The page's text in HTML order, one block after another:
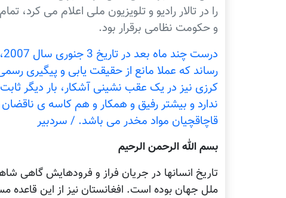
را در تالار راديو و تلويزيون ملی اعلام می کرد،
و حکومت نظامی برقرار بود.
رساند که عملا مانع از حقيقت يابی و پيگيری
کرزی نيز در يک عقب نشینی آشکار، بار دیگر
ندارد و بيشتر رفيق و همکار و هم کاسه ی
قاچاقچیان مواد مخدر می باشد. / سردبیر
بسم الله الرحمن الرحیم
تاریخ انسانها در جریان فراز و فرودهایش گاهی
ملل جهان بوده است. افغانستان نیز از این